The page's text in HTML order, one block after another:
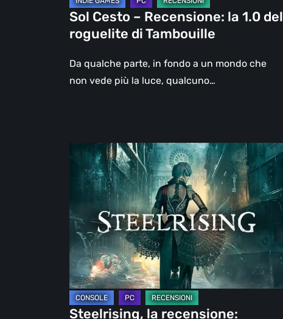
Tambouille
Sol Cesto – Recensione: la 1.0 del
roguelite di Tambouille
Da qualche parte, in fondo a un mondo che
non vede più la luce, qualcuno…
Steelrising,
recensione:
rivoluzione
sotto
ingranaggi
Steelrising, la recensione: